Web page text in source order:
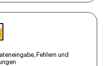
Fehlern und